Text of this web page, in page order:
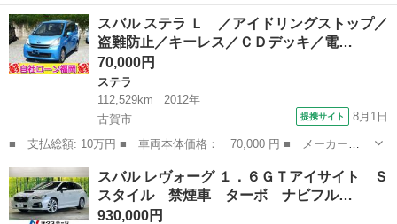
名： スバル ■ 車種名： レガシィツーリングワゴン ■ グレード
名： ２．５ｉアイサイト 禁煙車 純正ナビフルセグ バックカメ
ラ 黒内装 ...
熊本 熊本市
スバル ステラ Ｌ ／アイドリングストップ／
盗難防止／キーレス／ＣＤデッキ／電…
70,000円
ステラ
112,529km
2012年
古賀市
提携サイト 8月1日
■ 支払総額: 10万円 ■ 車両本体価格： 70,000 円 ■ メーカー
名： スバル ■ 車種名： ステラ ■ グレード名： Ｌ ／アイド
リングストップ／盗難防止／キーレス／ＣＤデッキ／電格ミラー／タ
イミングチェーン ...
福岡 古賀市
スバル レヴォーグ １．６ＧＴアイサイト Ｓ
スタイル 禁煙車 ターボ ナビフル…
930,000円